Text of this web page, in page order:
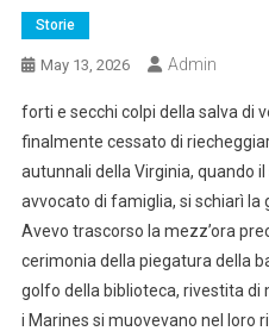
Storie
May 13, 2026 Admin
forti e secchi colpi della salva di
finalmente cessato di
autunnali della Virginia, quando
avvocato di famiglia, si schiarì la
Avevo trascorso la mezz’ora
cerimonia della piegatura della
golfo della biblioteca, rivestita di
i Marines si muovevano nel loro